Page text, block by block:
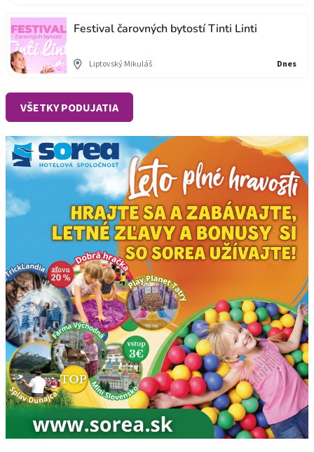
Festival čarovných bytostí Tinti Linti
Liptovský Mikuláš Dnes
VŠETKY PODUJATIA